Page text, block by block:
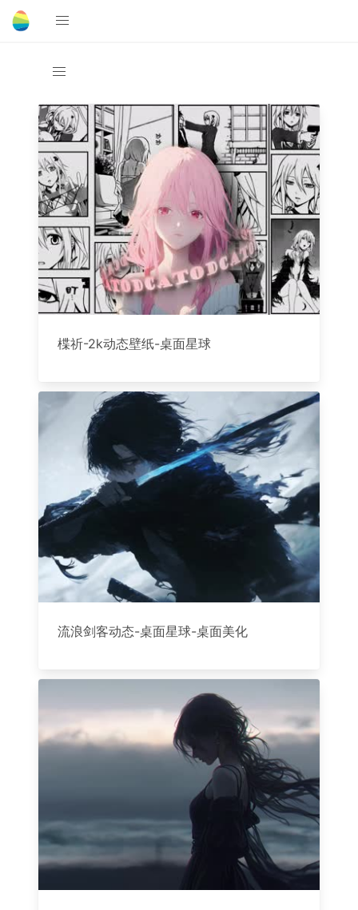
楪祈-2k动态壁纸-桌面星球
流浪剑客动态-桌面星球-桌面美化